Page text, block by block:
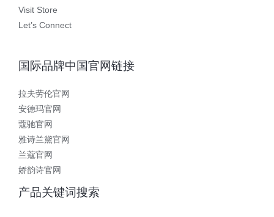
Visit Store
Let’s Connect
国际品牌中国官网链接
拉夫劳伦官网
安德玛官网
蔻驰官网
雅诗兰黛官网
兰蔻官网
娇韵诗官网
产品关键词搜索